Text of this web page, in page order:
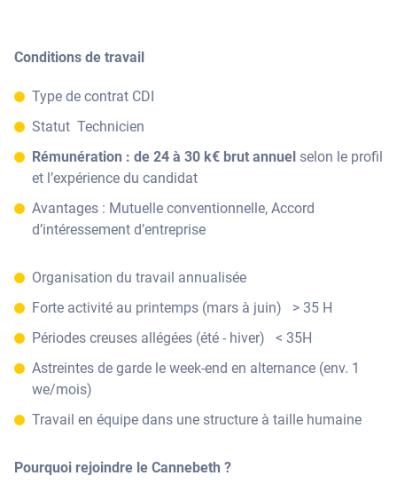
Conditions de travail
Type de contrat CDI
Statut Technicien
Rémunération : de 24 à 30 k€ brut annuel selon le profil
et l’expérience du candidat
Avantages : Mutuelle conventionnelle, Accord
d’intéressement d’entreprise
Organisation du travail annualisée
Forte activité au printemps (mars à juin) > 35 H
Périodes creuses allégées (été - hiver) < 35H
Astreintes de garde le week-end en alternance (env. 1
we/mois)
Travail en équipe dans une structure à taille humaine
Pourquoi rejoindre le Cannebeth ?